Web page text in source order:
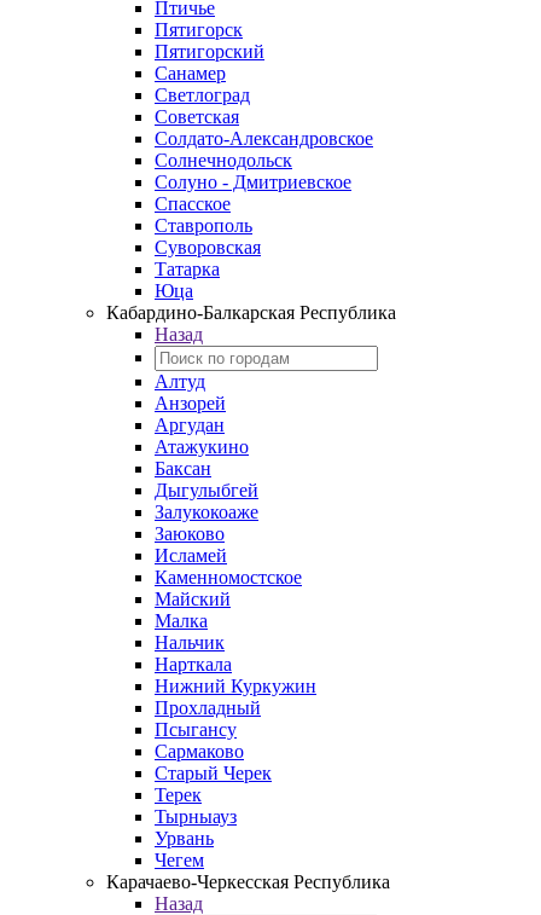
Птичье
Пятигорск
Пятигорский
Санамер
Светлоград
Советская
Солдато-Александровское
Солнечнодольск
Солуно - Дмитриевское
Спасское
Ставрополь
Суворовская
Татарка
Юца
Кабардино‑Балкарская Республика
Назад
Алтуд
Анзорей
Аргудан
Атажукино
Баксан
Дыгулыбгей
Залукокоаже
Заюково
Исламей
Каменномостское
Майский
Малка
Нальчик
Нарткала
Нижний Куркужин
Прохладный
Псыгансу
Сармаково
Старый Черек
Терек
Тырныауз
Урвань
Чегем
Карачаево-Черкесская Республика
Назад